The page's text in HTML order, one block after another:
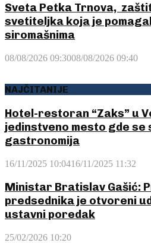
Sveta Petka Trnova,
svetiteljka koja je
siromašnima
08/08/2026 09:3008/08/2026 09:40
NAJČITANIJE
Hotel-restoran “Zaks” u
jedinstveno mesto gde
gastronomija
16/11/2025 10:0416/11/2025 11:32
Ministar Bratislav Gašić:
predsednika je otvoreni
ustavni poredak
25/02/2026 10:20